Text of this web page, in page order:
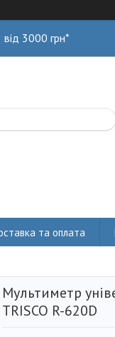
3000 грн*
та оплата
Мультиметр
TRISCO R-620D